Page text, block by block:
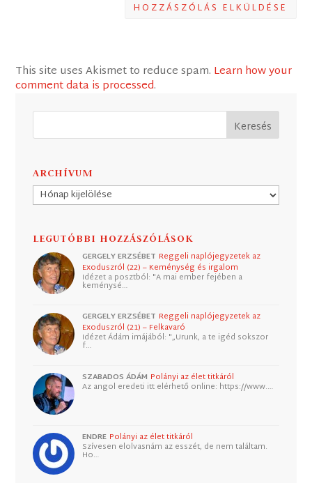
HOZZÁSZÓLÁS ELKÜLDÉSE
This site uses Akismet to reduce spam. Learn how your
comment data is processed.
ARCHÍVUM
Archívum
LEGUTÓBBI HOZZÁSZÓLÁSOK
GERGELY ERZSÉBET Reggeli naplójegyzetek az
Exoduszról (22) – Keménység és irgalom
Idézet a posztból: "A mai ember fejében a
keménysé…
GERGELY ERZSÉBET Reggeli naplójegyzetek az
Exoduszról (21) – Felkavaró
Idézet Ádám imájából: "„Urunk, a te igéd sokszor
f…
SZABADOS ÁDÁM Polányi az élet titkáról
Az angol eredeti itt elérhető online: https://www.…
ENDRE Polányi az élet titkáról
Szívesen elolvasnám az esszét, de nem találtam.
Ho…